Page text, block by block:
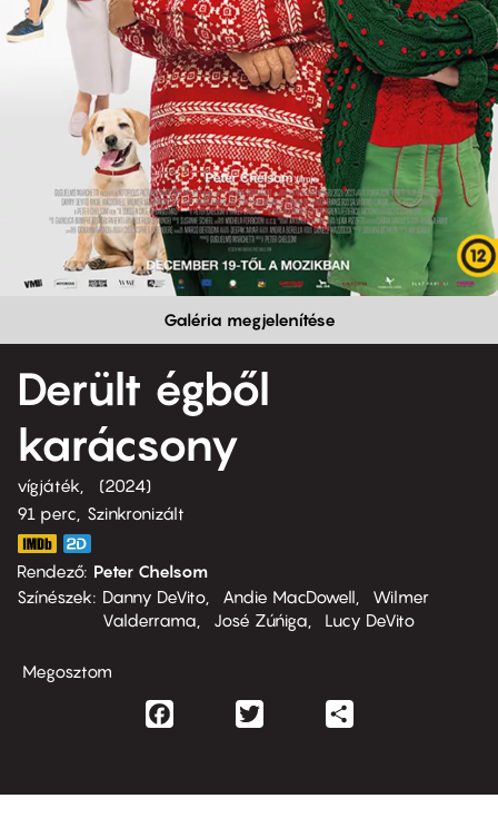
Galéria megjelenítése
Derült égből
karácsony
vígjáték
2024
91 perc,
Szinkronizált
Rendező Peter Chelsom
Színészek
Danny DeVito Andie MacDowell
Wilmer
Valderrama
José Zúńiga Lucy DeVito
Megosztom
Facebook